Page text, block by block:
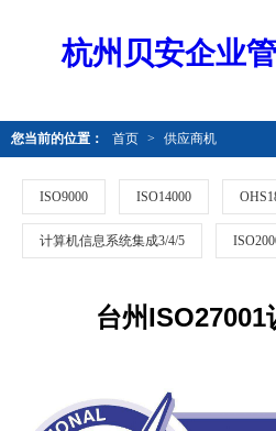
杭州贝安企业
您当前的位置： 首页 > 供应商机
ISO9000 ISO14000
计算机信息系统集成3/4/5
台州ISO27001